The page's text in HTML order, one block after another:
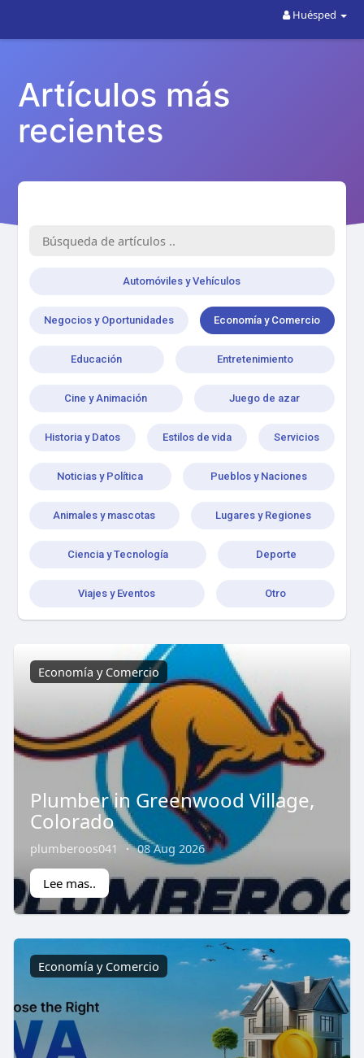
Huésped
Artículos más
recientes
Automóviles y Vehículos
Negocios y Oportunidades Economía y Comercio
Educación Entretenimiento
Cine y Animación Juego de azar
Historia y Datos Estilos de vida Servicios
Noticias y Política Pueblos y Naciones
Animales y mascotas Lugares y Regiones
Ciencia y Tecnología Deporte
Viajes y Eventos Otro
Economía y Comercio
Plumber in Greenwood Village,
Colorado
plumberoos041 · 08 Aug 2026
Lee mas..
Economía y Comercio